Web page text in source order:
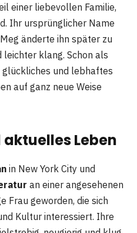
einer liebevollen Familie,
Ihr ursprünglicher Name
änderte ihn später zu
leichter klang. Schon als
glückliches und lebhaftes
auf ganz neue Weise
Leben
in New York City und
an einer angesehenen
Frau geworden, die sich
Kultur interessiert. Ihre